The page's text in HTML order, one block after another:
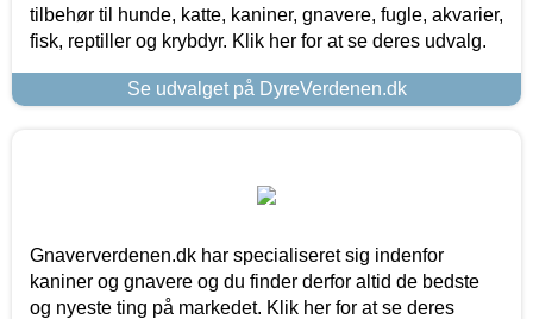
tilbehør til hunde, katte, kaniner, gnavere, fugle, akvarier,
fisk, reptiller og krybdyr. Klik her for at se deres udvalg.
Se udvalget på DyreVerdenen.dk
Gnaververdenen.dk har specialiseret sig indenfor
kaniner og gnavere og du finder derfor altid de bedste
og nyeste ting på markedet. Klik her for at se deres